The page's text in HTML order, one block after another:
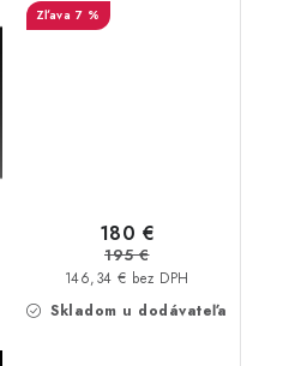
7 %
Skladom u dodávateľa
146,34 € bez DPH
180 €
195 €